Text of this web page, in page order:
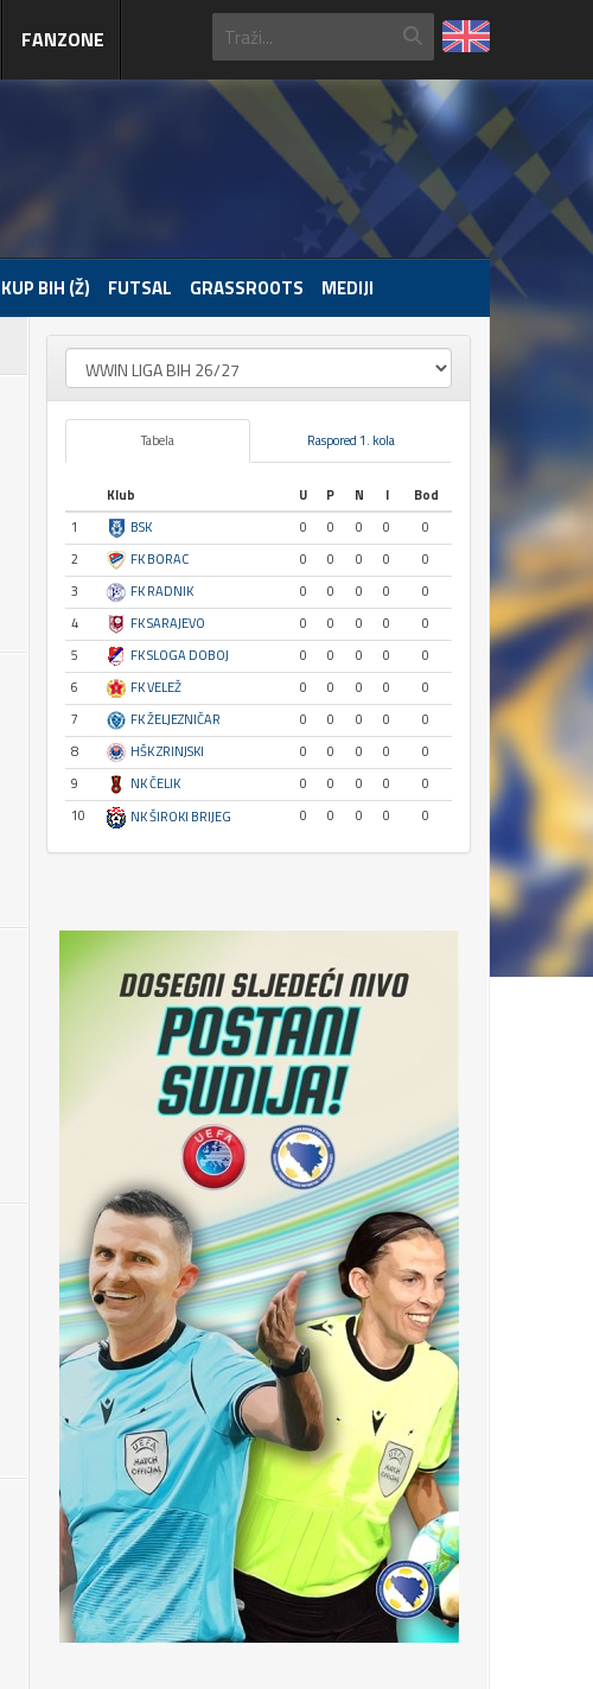
FANZONE
KUP BIH (Ž) FUTSAL GRASSROOTS MEDIJI
Tabela Raspored 1. kola
Klub U P N I
Bod
1
BSK 0 0 0 0
0
2
FK BORAC 0 0 0 0
0
3
FK RADNIK 0 0 0 0
0
4
FK SARAJEVO 0 0 0 0
0
5
FK SLOGA DOBOJ 0 0 0 0
0
6
FK VELEŽ 0 0 0 0
0
7
FK ŽELJEZNIČAR 0 0 0 0
0
8
HŠK ZRINJSKI 0 0 0 0
0
9
NK ČELIK 0 0 0 0
0
10
NK ŠIROKI BRIJEG 0 0 0 0 0